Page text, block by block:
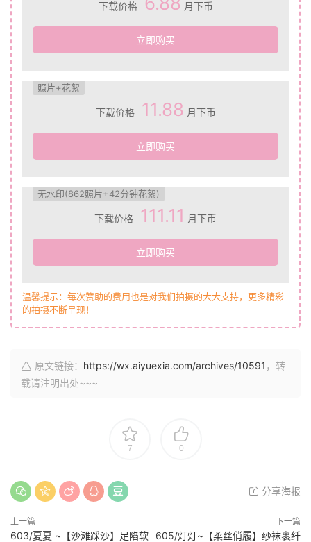
下载价格 月下币
立即购买
照片+花絮
下载价格 11.88 月下币
立即购买
无水印(862照片+42分钟花絮)
下载价格 111.11 月下币
立即购买
温馨提示：每次赞助的费用也是对我们拍摄的大大支持，更多精彩
的拍摄不断呈现！
原文链接： https://wx.aiyuexia.com/archives/10591 ，转
载请注明出处~~~
7 0
分享海报
上一篇
603/夏夏 ~【沙滩踩沙】足陷软
下一篇
605/灯灯~【柔丝俏履】纱袜裹纤